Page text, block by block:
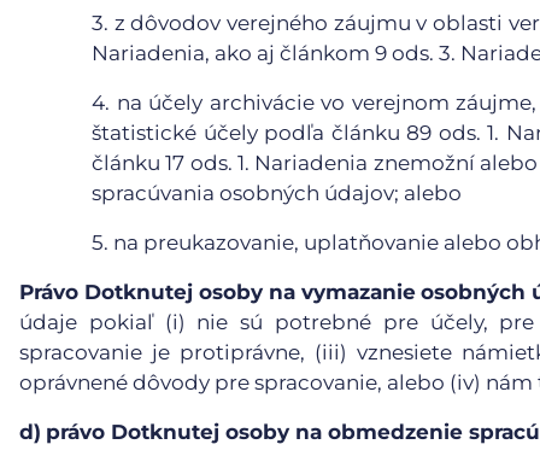
3. z dôvodov verejného záujmu v oblasti
Nariadenia, ako aj článkom 9 ods. 3.
4. na účely archivácie vo verejnom
štatistické účely podľa článku 89 ods. 1.
článku 17 ods. 1. Nariadenia znemožní
spracúvania osobných údajov; alebo
5. na preukazovanie, uplatňovanie alebo
Právo Dotknutej osoby na vymazanie osobných
údaje pokiaľ (i) nie sú potrebné pre účely,
spracovanie je protiprávne, (iii) vznesiete
oprávnené dôvody pre spracovanie, alebo (iv)
d) právo Dotknutej osoby na obmedzenie